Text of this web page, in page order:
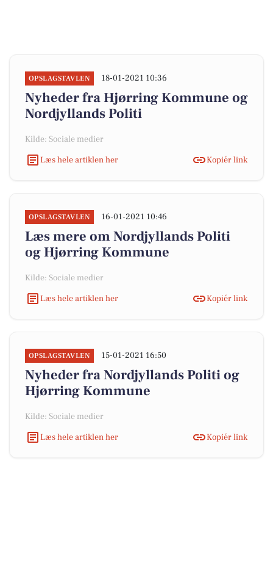
OPSLAGSTAVLEN 18-01-2021 10:36
Nyheder fra Hjørring Kommune og
Nordjyllands Politi
Kilde: Sociale medier
Læs hele artiklen her
Kopiér link
OPSLAGSTAVLEN 16-01-2021 10:46
Læs mere om Nordjyllands Politi
og Hjørring Kommune
Kilde: Sociale medier
Læs hele artiklen her
Kopiér link
OPSLAGSTAVLEN 15-01-2021 16:50
Nyheder fra Nordjyllands Politi og
Hjørring Kommune
Kilde: Sociale medier
Læs hele artiklen her
Kopiér link